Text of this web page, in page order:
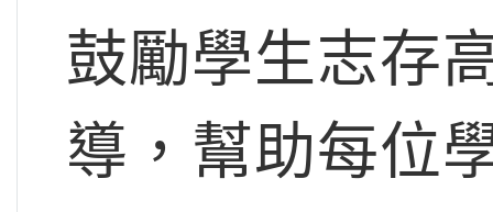
鼓勵學生志存
導，幫助每位